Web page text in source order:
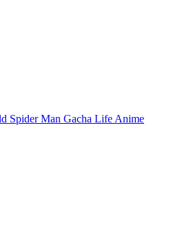
Spider Man Gacha Life Anime